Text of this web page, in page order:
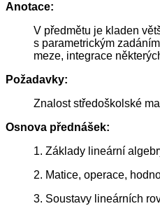
Anotace:
V předmětu je kladen
s parametrickým
meze, integrace
Požadavky:
Znalost středoškolské
Osnova přednášek:
1. Základy lineární
2. Matice, operace,
3. Soustavy lineárních